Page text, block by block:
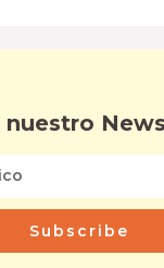
nuestro
Subscribe